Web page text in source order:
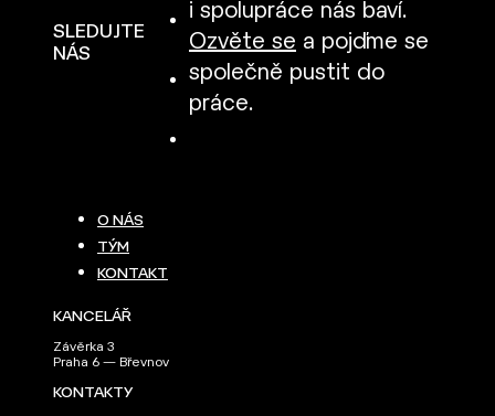
SLEDUJTE
NÁS
i spolupráce nás baví.
Ozvěte se a pojďme se
společně pustit do
práce.
O NÁS
TÝM
KONTAKT
KANCELÁŘ
Závěrka 3
Praha 6 — Břevnov
KONTAKTY